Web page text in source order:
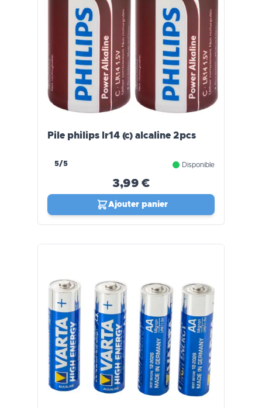
Pile philips lr14 (c) alcaline 2pcs
5/5 Disponible
3,99 €
Ajouter panier